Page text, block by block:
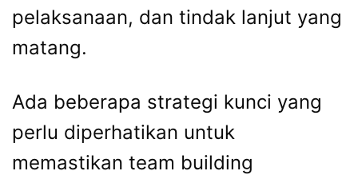
pelaksanaan, dan tindak lanjut yang
matang.
Ada beberapa strategi kunci yang
perlu diperhatikan untuk
memastikan team building